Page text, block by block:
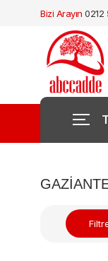
Bizi Arayın 0212